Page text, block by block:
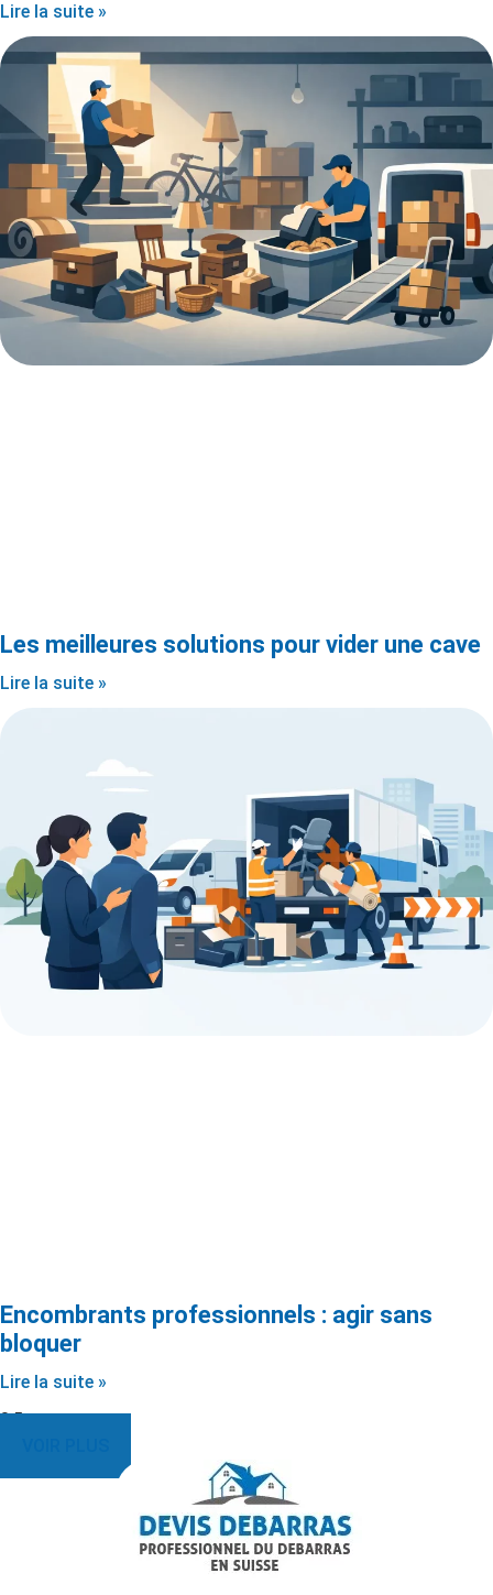
Lire la suite »
Les meilleures solutions pour vider une cave
Lire la suite »
Encombrants professionnels : agir sans
bloquer
Lire la suite »